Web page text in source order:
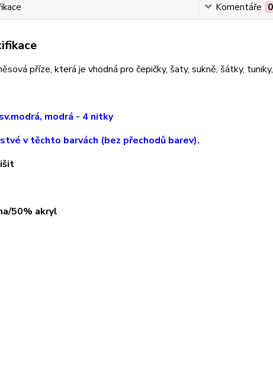
Komentáře 0
příze, která je vhodná pro čepičky, šaty, sukně, šátky,
modrá - 4 nitky
v těchto barvách (bez přechodů barev).
50% akryl